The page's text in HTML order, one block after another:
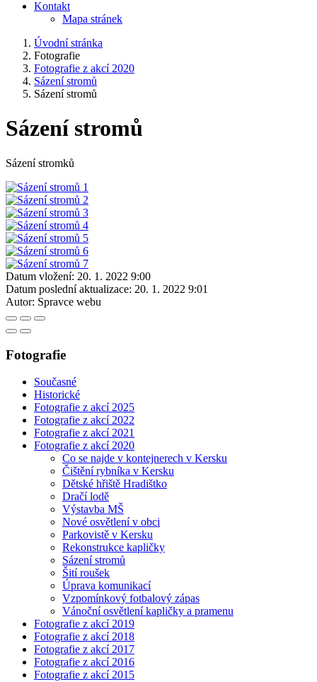
Kontakt
Mapa stránek
Úvodní stránka
Fotografie
Fotografie z akcí 2020
Sázení stromů
Sázení stromů
Sázení stromů
Sázení stromků
Datum vložení: 20. 1. 2022 9:00
Datum poslední aktualizace: 20. 1. 2022 9:01
Autor: Spravce webu
Fotografie
Současné
Historické
Fotografie z akcí 2025
Fotografie z akcí 2022
Fotografie z akcí 2021
Fotografie z akcí 2020
Co se najde v kontejnerech v Kersku
Čištění rybníka v Kersku
Dětské hřiště Hradištko
Dračí lodě
Výstavba MŠ
Nové osvětlení v obci
Parkovistě v Kersku
Rekonstrukce kapličky
Sázení stromů
Šití roušek
Úprava komunikací
Vzpomínkový fotbalový zápas
Vánoční osvětlení kapličky a pramenu
Fotografie z akcí 2019
Fotografie z akcí 2018
Fotografie z akcí 2017
Fotografie z akcí 2016
Fotografie z akcí 2015